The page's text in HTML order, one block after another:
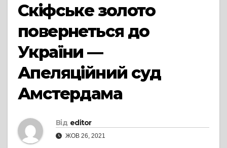
Скіфське золото
повернеться до
України —
Апеляційний суд
Амстердама
Від editor
ЖОВ 26, 2021